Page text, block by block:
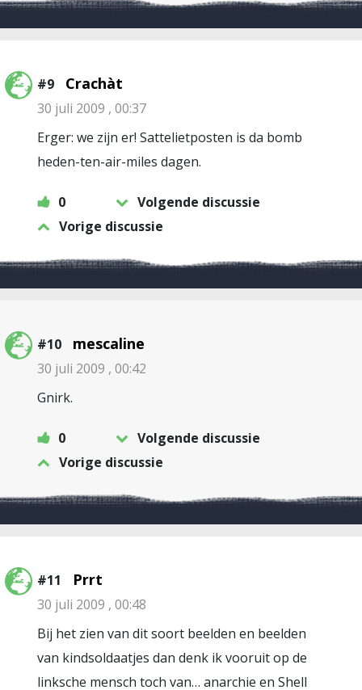
#9 Crachàt
30 juli 2009 , 00:37
Erger: we zijn er! Sattelietposten is da bomb
heden-ten-air-miles dagen.
0
Volgende discussie
Vorige discussie
#10 mescaline
30 juli 2009 , 00:42
Gnirk.
0
Volgende discussie
Vorige discussie
#11 Prrt
30 juli 2009 , 00:48
Bij het zien van dit soort beelden en beelden
van kindsoldaatjes dan denk ik vooruit op de
linksche mensch toch van… anarchie en Shell